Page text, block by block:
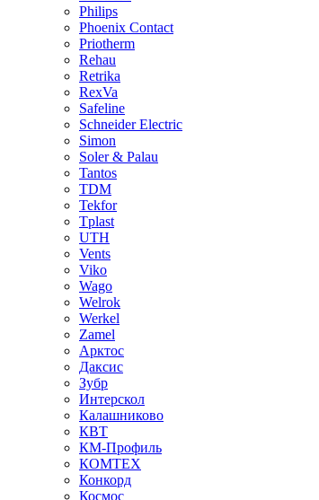
Philips
Phoenix Contact
Priotherm
Rehau
Retrika
RexVa
Safeline
Schneider Electric
Simon
Soler & Palau
Tantos
TDM
Tekfor
Tplast
UTH
Vents
Viko
Wago
Welrok
Werkel
Zamel
Арктос
Даксис
Зубр
Интерскол
Калашниково
КВТ
КМ-Профиль
КОМТЕХ
Конкорд
Космос